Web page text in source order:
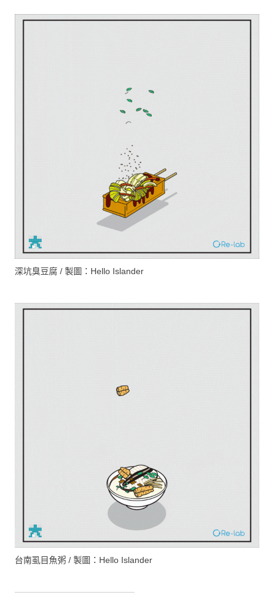
深坑臭豆腐 / 製圖：Hello Islander
台南虱目魚粥 / 製圖：Hello Islander